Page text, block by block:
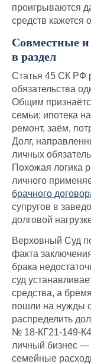
проигрываются
средств кажется
Совместные
в раздел
Статья 45 СК РФ
обязательства
Общим
семьи: ипотека
ремонт, заём,
Долг,
личных
Похожая логика
личного
брачного
супругов в
долговой
Верховный Суд
факта
брака
суд
средства, а
пошли на нужды
распределить
№ 18-КГ21-149-
личный бизнес —
семейные